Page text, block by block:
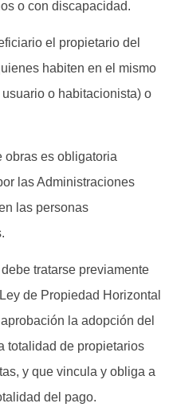
o con discapacidad.
el propietario del
habiten en el mismo
o habitacionista) o
obras es obligatoria
las Administraciones
las personas
tratarse previamente
de Propiedad Horizontal
la adopción del
totalidad de propietarios
y que vincula y obliga a
del pago.